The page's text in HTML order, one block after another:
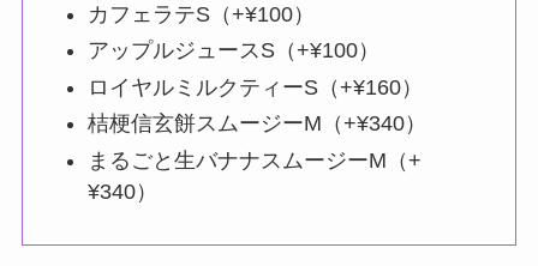
カフェラテS（+¥100）
アップルジュースS（+¥100）
ロイヤルミルクティーS（+¥160）
桔梗信玄餅スムージーM（+¥340）
まるごと生バナナスムージーM（+
¥340）